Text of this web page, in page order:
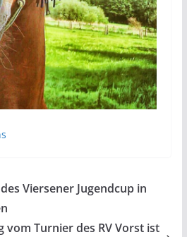
Viersener Jugendcup in
vom Turnier des RV Vorst ist